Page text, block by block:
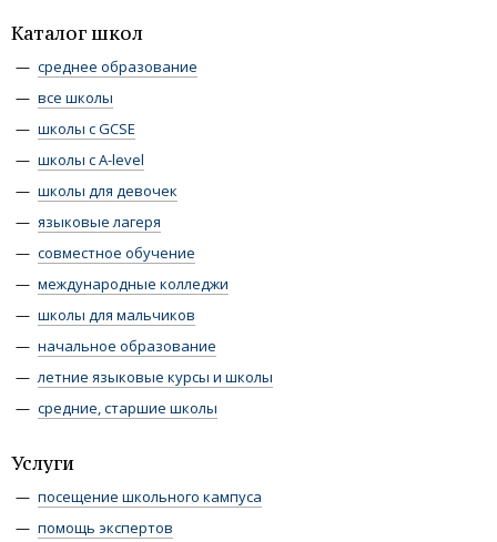
Каталог школ
среднее образование
все школы
школы с GCSE
школы с A-level
школы для девочек
языковые лагеря
совместное обучение
международные колледжи
школы для мальчиков
начальное образование
летние языковые курсы и школы
средние, старшие школы
Услуги
посещение школьного кампуса
помощь экспертов